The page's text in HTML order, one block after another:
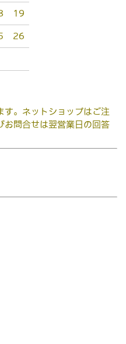
19
26
す。ネットショップはご注
お問合せは翌営業日の回答